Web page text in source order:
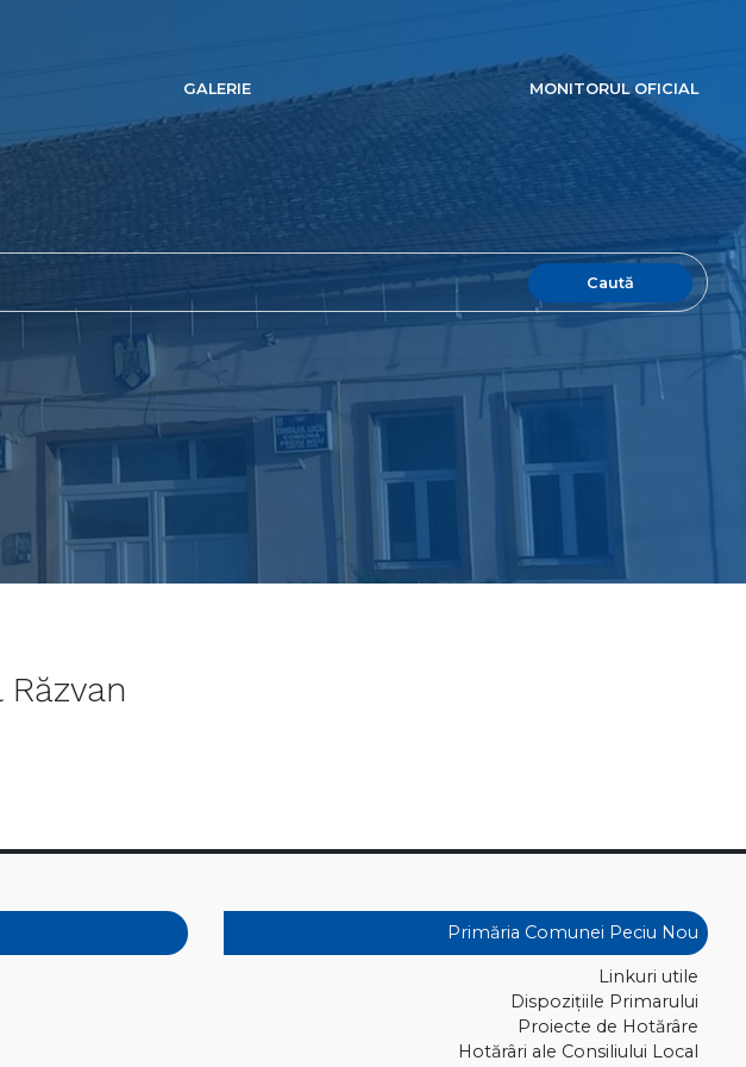
GALERIE MONITORUL OFICIAL
Caută
Primăria Comunei Peciu Nou
Linkuri utile
Dispoziţiile Primarului
Proiecte de Hotărâre
Hotărâri ale Consiliului Local